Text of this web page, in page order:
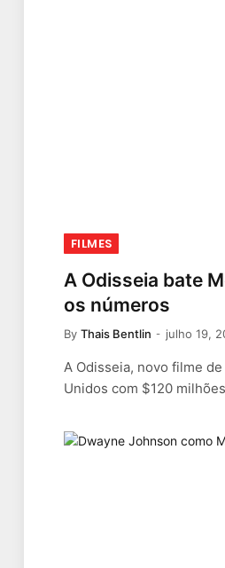
FILMES
A Odisseia bate
os números
By Thais Bentlin julho 19,
A Odisseia, novo filme
Unidos com $120